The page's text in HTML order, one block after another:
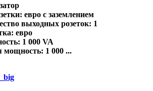
: евро с заземлением
выходных розеток: 1
: евро
: 1 000 VA
мощность: 1 000 ...